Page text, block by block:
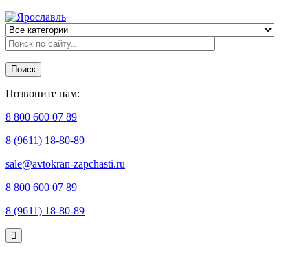
Поиск
Позвоните нам:
8 800 600 07 89
8 (9611) 18-80-89
sale@avtokran-zapchasti.ru
8 800 600 07 89
8 (9611) 18-80-89